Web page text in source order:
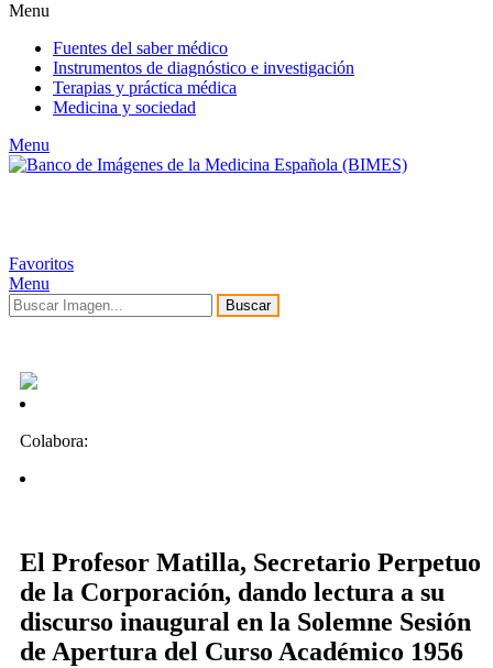
Menu
Fuentes del saber médico
Instrumentos de diagnóstico e investigación
Terapias y práctica médica
Medicina y sociedad
Menu
Favoritos
Menu
Buscar
Colabora:
El Profesor Matilla, Secretario Perpetuo
de la Corporación, dando lectura a su
discurso inaugural en la Solemne Sesión
de Apertura del Curso Académico 1956